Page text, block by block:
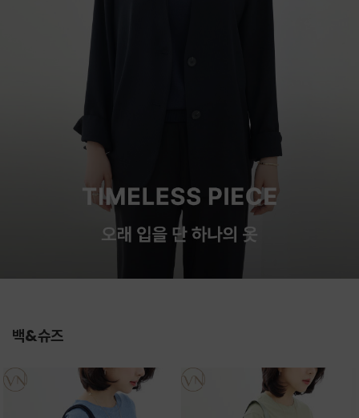
백&슈즈